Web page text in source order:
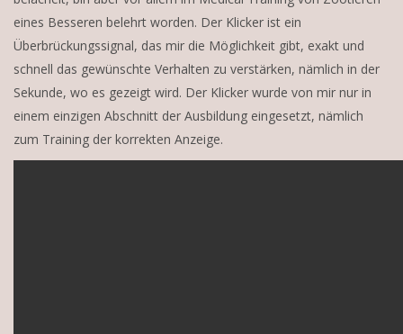
eines Besseren belehrt worden. Der Klicker ist ein
Überbrückungssignal, das mir die Möglichkeit gibt, exakt und
schnell das gewünschte Verhalten zu verstärken, nämlich in der
Sekunde, wo es gezeigt wird. Der Klicker wurde von mir nur in
einem einzigen Abschnitt der Ausbildung eingesetzt, nämlich
zum Training der korrekten Anzeige.